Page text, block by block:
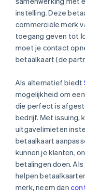
instelling. Deze
commerciële merk
toegang geven tot
moet je contact
betaalkaart (de
Als alternatief biedt
mogelijkheid om
die perfect is
bedrijf. Met issuing,
uitgavelimieten
betaalkaart
kunnen je klanten,
betalingen doen.
helpen
merk, neem dan